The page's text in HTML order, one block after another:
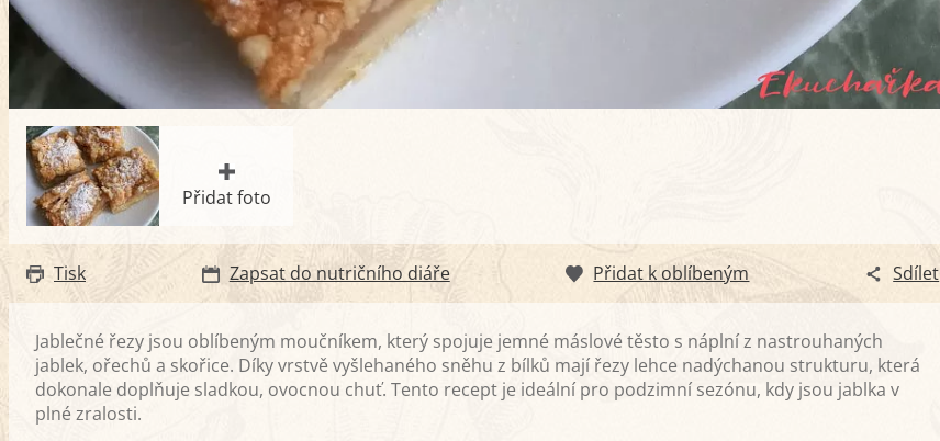
Přidat foto
Tisk Zapsat do nutričního diáře Přidat k oblíbeným Sdílet
Jablečné řezy jsou oblíbeným moučníkem, který spojuje jemné máslové těsto s náplní z nastrouhaných
jablek, ořechů a skořice. Díky vrstvě vyšlehaného sněhu z bílků mají řezy lehce nadýchanou strukturu, která
dokonale doplňuje sladkou, ovocnou chuť. Tento recept je ideální pro podzimní sezónu, kdy jsou jablka v
plné zralosti.